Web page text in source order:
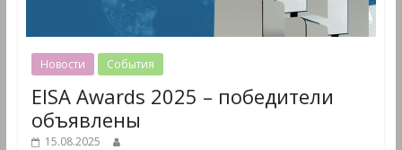
Новости События
EISA Awards 2025 – победители
объявлены
15.08.2025